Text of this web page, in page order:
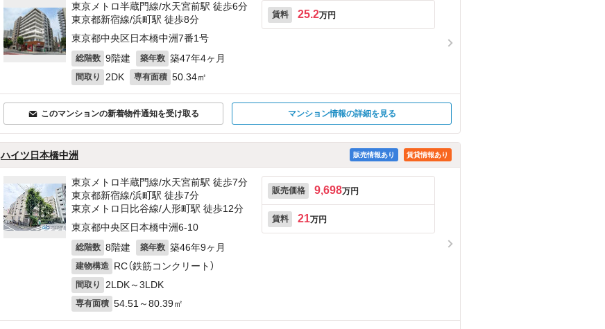
東京メトロ半蔵門線/水天宮前駅 徒歩6分
東京都新宿線/浜町駅 徒歩8分
東京都中央区日本橋中洲7番1号
総階数 9階建 築年数 築47年4ヶ月
間取り 2DK 専有面積 50.34㎡
賃料 25.2万円
このマンションの新着物件通知を受け取る マンション情報の詳細を見る
ハイツ日本橋中洲 販売情報あり 賃貸情報あり
東京メトロ半蔵門線/水天宮前駅 徒歩7分
東京都新宿線/浜町駅 徒歩7分
東京メトロ日比谷線/人形町駅 徒歩12分
東京都中央区日本橋中洲6-10
総階数 8階建 築年数 築46年9ヶ月
建物構造 RC（鉄筋コンクリート）
間取り 2LDK～3LDK
専有面積 54.51～80.39㎡
販売価格 9,698万円
賃料 21万円